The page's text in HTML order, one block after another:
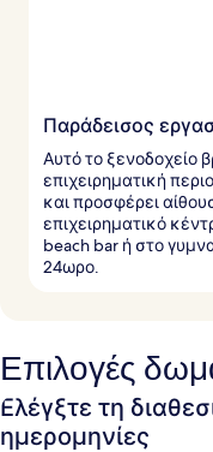
Παράδεισος
Αυτό το ξενοδοχείο
επιχειρηματική
και προσφέρει
επιχειρηματικό
beach bar ή στο
24ωρο.
Επιλογές
Ελέγξτε τη
ημερομηνίες